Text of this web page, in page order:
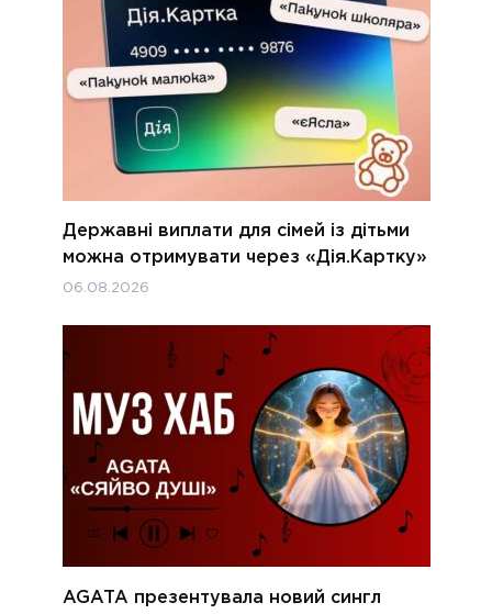
Державні виплати для сімей із дітьми
можна отримувати через «Дія.Картку»
06.08.2026
AGATA презентувала новий сингл